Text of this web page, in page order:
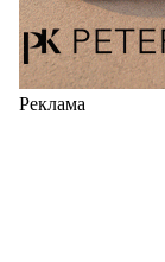
Реклама